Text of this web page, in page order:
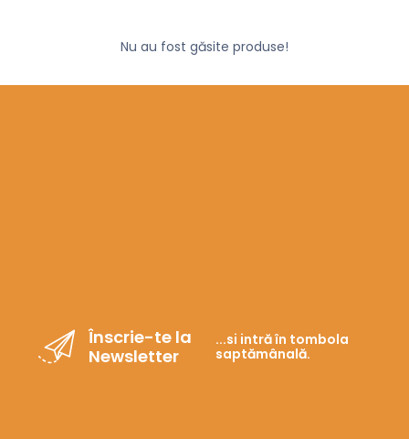
Nu au fost găsite produse!
Înscrie-te la
Newsletter
...si intră în tombola
saptămânală.